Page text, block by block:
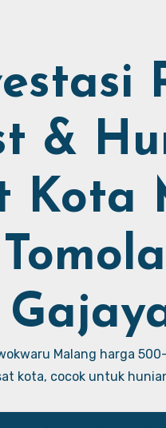
&
Kota
Malang harga
kota, cocok untuk